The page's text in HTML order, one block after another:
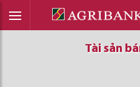
Tài sản
Tài sản
Tài sản